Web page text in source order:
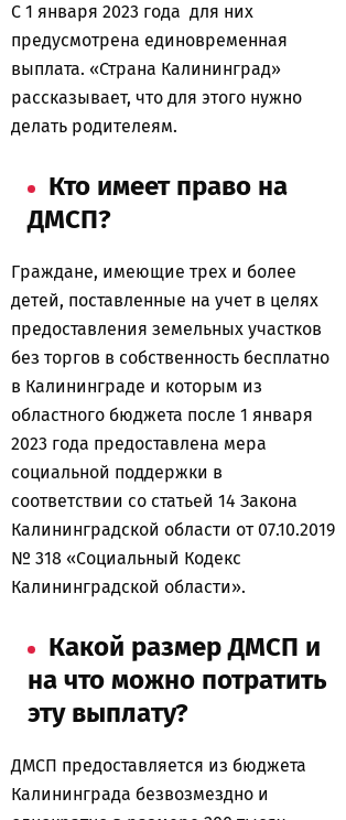
С 1 января 2023 года для них
предусмотрена единовременная
выплата. «Страна Калининград»
рассказывает, что для этого нужно
делать родителеям.
Кто имеет право на
ДМСП?
Граждане, имеющие трех и более
детей, поставленные на учет в целях
предоставления земельных участков
без торгов в собственность бесплатно
в Калининграде и которым из
областного бюджета после 1 января
2023 года предоставлена мера
социальной поддержки в
соответствии со статьей 14 Закона
Калининградской области от 07.10.2019
№ 318 «Социальный Кодекс
Калининградской области».
Какой размер ДМСП и
на что можно потратить
эту выплату?
ДМСП предоставляется из бюджета
Калининграда безвозмездно и